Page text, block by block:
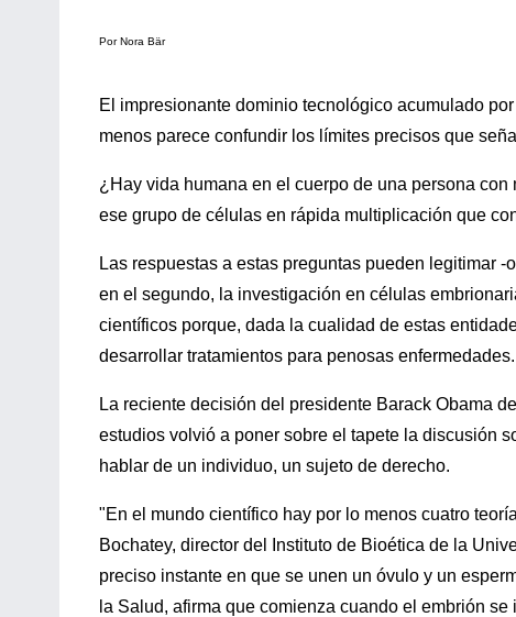
Por Nora Bär
El impresionante dominio tecnológico acumulado
menos parece confundir los límites precisos que
¿Hay vida humana en el cuerpo de una persona
ese grupo de células en rápida multiplicación que
Las respuestas a estas preguntas pueden legitimar
en el segundo, la investigación en células
científicos porque, dada la cualidad de estas
desarrollar tratamientos para penosas enfermedades.
La reciente decisión del presidente Barack Obama
estudios volvió a poner sobre el tapete la discusión
hablar de un individuo, un sujeto de derecho.
"En el mundo científico hay por lo menos cuatro
Bochatey, director del Instituto de Bioética de la
preciso instante en que se unen un óvulo y un
la Salud, afirma que comienza cuando el embrión